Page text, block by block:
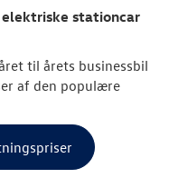
elektriske stationcar
til årets businessbil
af den populære